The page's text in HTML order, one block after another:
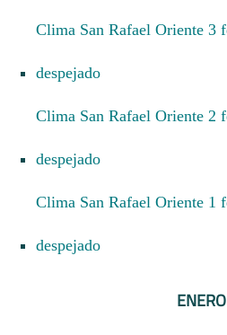
Clima San Rafael Oriente 3 febrero 2026 cielo
despejado
Clima San Rafael Oriente 2 febrero 2026 cielo
despejado
Clima San Rafael Oriente 1 febrero 2026 cielo
despejado
ENERO